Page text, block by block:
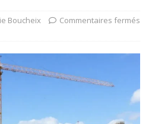
Boucheix Commentaires fermés